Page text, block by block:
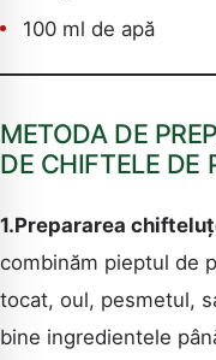
100 ml de apă
METODA DE
DE CHIFTELE DE
1.Prepararea
combinăm pieptul de
tocat, oul, pesmetul,
bine ingredientele